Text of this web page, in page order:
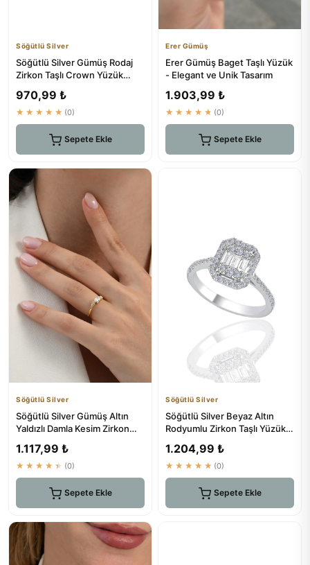
Söğütlü Silver
Söğütlü Silver Gümüş Rodaj
Zirkon Taşlı Crown Yüzük
970,99 ₺
★★★★★ (0)
Sepete Ekle
Erer Gümüş
Erer Gümüş Baget Taşlı Yüzük
- Elegant ve Unik Tasarım
1.903,99 ₺
★★★★★ (0)
Sepete Ekle
Söğütlü Silver
Söğütlü Silver Gümüş Altın
Yaldızlı Damla Kesim Zirkon
1.117,99 ₺
★★★★★ (0)
Sepete Ekle
Söğütlü Silver
Söğütlü Silver Beyaz Altın
Rodyumlu Zirkon Taşlı Yüzük
1.204,99 ₺
★★★★★ (0)
Sepete Ekle